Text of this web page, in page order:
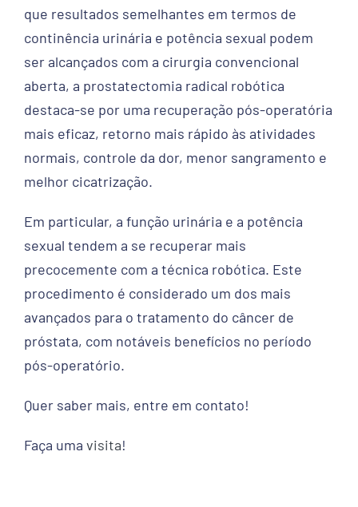
que resultados semelhantes em termos de
continência urinária e potência sexual podem
ser alcançados com a cirurgia convencional
aberta, a prostatectomia radical robótica
destaca-se por uma recuperação pós-operatória
mais eficaz, retorno mais rápido às atividades
normais, controle da dor, menor sangramento e
melhor cicatrização.
Em particular, a função urinária e a potência
sexual tendem a se recuperar mais
precocemente com a técnica robótica. Este
procedimento é considerado um dos mais
avançados para o tratamento do câncer de
próstata, com notáveis benefícios no período
pós-operatório.
Quer saber mais, entre em contato!
Faça uma visita!